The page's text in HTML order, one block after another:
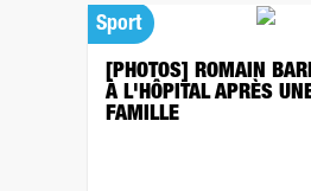
Sport
[PHOTOS] ROMAIN
À L'HÔPITAL APRÈS
FAMILLE